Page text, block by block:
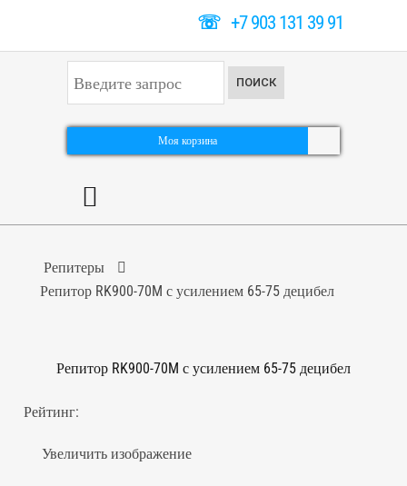
☏+7 903 131 39 91
к
а
ь
ПОИСК
Моя корзина
Репитеры
Репитор RK900-70M с усилением 65-75 децибел
Репитор RK900-70M с усилением 65-75 децибел
Рейтинг:
Увеличить изображение